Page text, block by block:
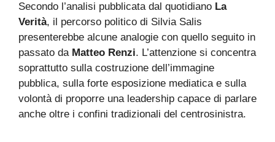
Secondo l’analisi pubblicata dal quotidiano La
Verità, il percorso politico di Silvia Salis
presenterebbe alcune analogie con quello seguito in
passato da Matteo Renzi. L’attenzione si concentra
soprattutto sulla costruzione dell’immagine
pubblica, sulla forte esposizione mediatica e sulla
volontà di proporre una leadership capace di parlare
anche oltre i confini tradizionali del centrosinistra.